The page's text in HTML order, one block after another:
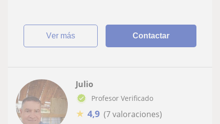
ver más Contactar
Julio
Profesor Verificado
★ 4,9 (7 valoraciones)